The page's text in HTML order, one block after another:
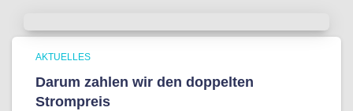
AKTUELLES
Darum zahlen wir den doppelten
Strompreis